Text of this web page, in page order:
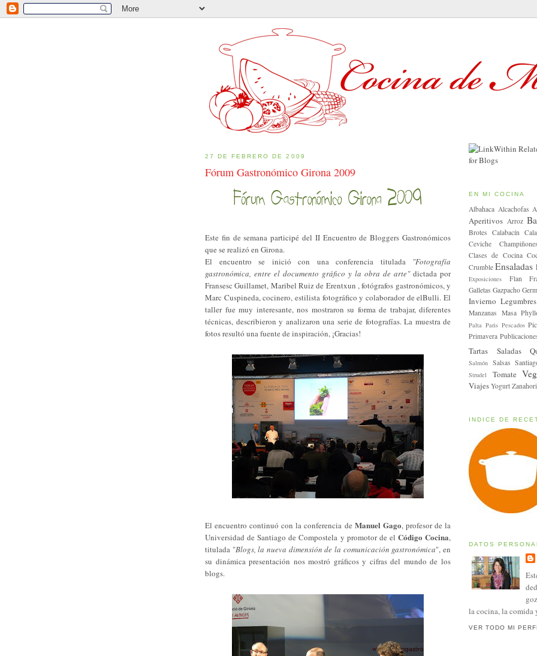
27 DE FEBRERO DE 2009
Fórum Gastronómico Girona 2009
Este fin de semana participé del II Encuentro de Bloggers Gastronómicos
que se realizó en Girona.
El encuentro se inició con una conferencia titulada
"Fotografía
gastronómica, entre el documento gráfico y la obra de arte"dictada por
Fransesc Guillamet, Maribel Ruiz de Erentxun , fotógrafos gastronómicos, y
Marc Cuspineda, cocinero, estilista fotográfico y colaborador de elBulli. El
taller fue muy interesante, nos mostraron su forma de trabajar, diferentes
técnicas, describieron y analizaron una serie de fotografías. La muestra de
fotos resultó una fuente de inspiración, ¡Gracias!
El encuentro continuó con la conferencia de Manuel Gago, profesor de la
Universidad de Santiago de Compostela y promotor de el Código Cocina,
titulada "Blogs, la nueva dimensión de la comunicación gastronómica", en
su dinámica presentación nos mostró gráficos y cifras del mundo de los
blogs.
EN MI COCINA
Albahaca Alcachofas
Aperitivos Arroz
Brotes Calabacín
Ceviche Champiñones
Clases de Cocina
Crumble Ensaladas
Exposiciones Flan
Galletas Gazpacho
Invierno Legumbres
Manzanas Masa
Palta Paris Pescados
Primavera
Tartas Saladas
Salmón Salsas
Strudel Tomate
Viajes Yogurt
INDICE DE
DATOS
la cocina, la comida
VER TODO MI